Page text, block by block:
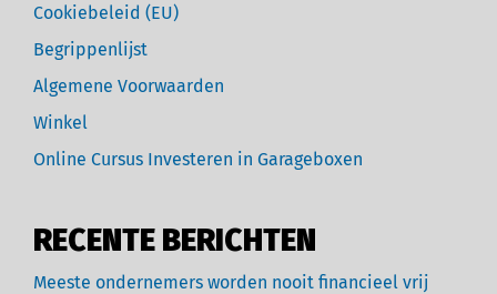
Cookiebeleid (EU)
Begrippenlijst
Algemene Voorwaarden
Winkel
Online Cursus Investeren in Garageboxen
RECENTE BERICHTEN
Meeste ondernemers worden nooit financieel vrij